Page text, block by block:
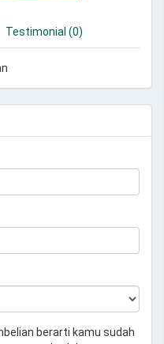
Testimonial (0)
berarti kamu sudah